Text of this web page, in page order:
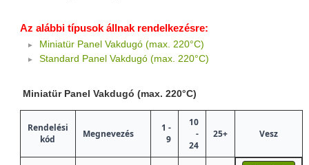
Az alábbi típusok állnak rendelkezésre:
Miniatür Panel Vakdugó (max. 220°C)
Standard Panel Vakdugó (max. 220°C)
Miniatür Panel Vakdugó (max. 220°C)
Rendelési
kód
Megnevezés
1 -
9
10
-
24
25+ Vesz